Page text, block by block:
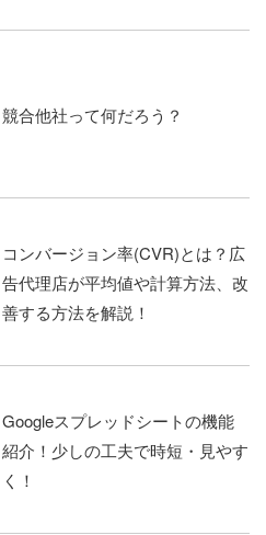
競合他社って何だろう？
コンバージョン率(CVR)とは？広
告代理店が平均値や計算方法、改
善する方法を解説！
Googleスプレッドシートの機能
紹介！少しの工夫で時短・見やす
く！